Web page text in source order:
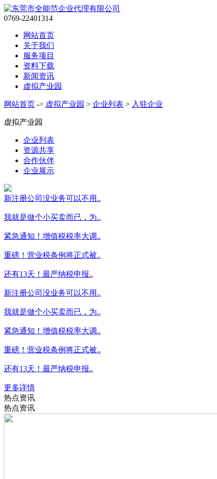
0769-22401314
网站首页
关于我们
服务项目
资料下载
新闻资讯
虚拟产业园
网站首页 -> 虚拟产业园 > 企业列表 > 入驻企业
虚拟产业园
企业列表
资源共享
合作伙伴
企业展示
新注册公司没业务可以不用..
我就是做个小买卖而已，为..
紧急通知！增值税税率大调..
重磅！营业税条例将正式被..
还有13天！最严纳税申报..
新注册公司没业务可以不用..
我就是做个小买卖而已，为..
紧急通知！增值税税率大调..
重磅！营业税条例将正式被..
还有13天！最严纳税申报..
更多详情
热点资讯
热点资讯